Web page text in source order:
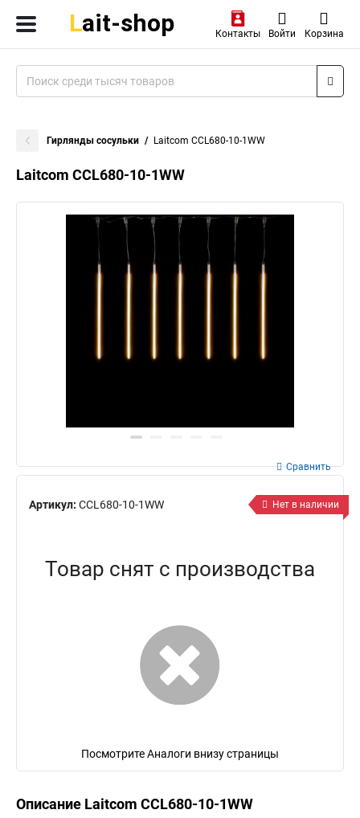
Контакты Войти Корзина
Гирлянды сосульки Laitcom CCL680-10-1WW
Laitcom CCL680-10-1WW
Артикул: CCL680-10-1WW
Сравнить
Нет в наличии
Товар снят с производства
Посмотрите Аналоги внизу страницы
Описание Laitcom CCL680-10-1WW